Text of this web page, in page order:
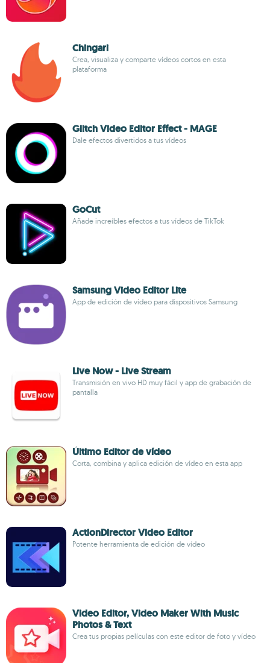
Chingari
Crea, visualiza y comparte vídeos cortos en esta
plataforma
Glitch Video Editor Effect - MAGE
Dale efectos divertidos a tus vídeos
GoCut
Añade increíbles efectos a tus vídeos de TikTok
Samsung Video Editor Lite
App de edición de vídeo para dispositivos Samsung
Live Now - Live Stream
Transmisión en vivo HD muy fácil y app de grabación de
pantalla
Último Editor de vídeo
Corta, combina y aplica edición de vídeo en esta app
ActionDirector Video Editor
Potente herramienta de edición de vídeo
Video Editor, Video Maker With Music
Photos & Text
Crea tus propias películas con este editor de foto y vídeo